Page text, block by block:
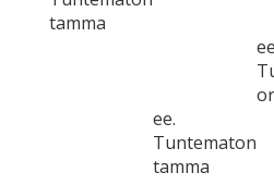
tamma
ee.
Tuntematon
tamma